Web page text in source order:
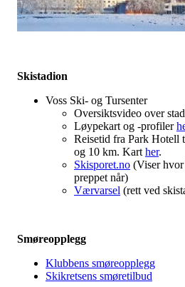
Skistadion
Voss Ski- og Tursenter
Oversiktsvideo over
Løypekart og -profiler
Reisetid fra Park Hotell
og 10 km. Kart her.
Skisporet.no (Viser
preppet når)
Værvarsel (rett ved
Smøreopplegg
Klubbens smøreopplegg
Skikretsens smøretilbud